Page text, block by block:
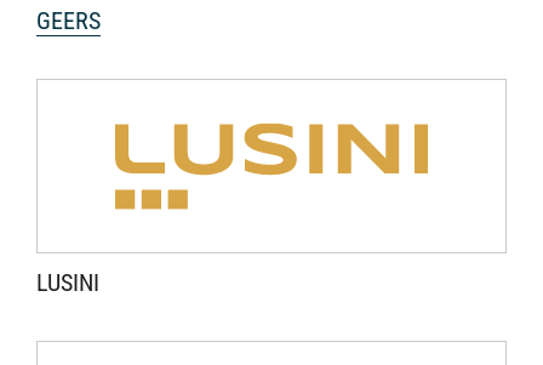
GEERS
LUSINI